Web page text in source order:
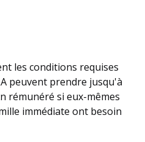
les conditions requises
peuvent prendre jusqu'à
rémunéré si eux-mêmes
immédiate ont besoin